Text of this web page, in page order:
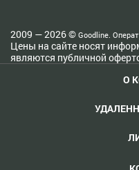
2009 — 2026 © Goodline.
Цены на сайте носят
являются публичной
О